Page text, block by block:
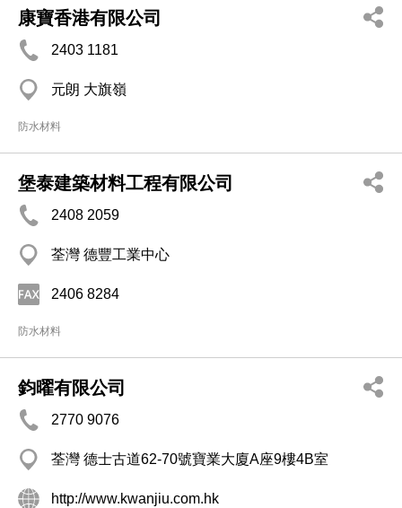
康寶香港有限公司
2403 1181
元朗 大旗嶺
防水材料
堡泰建築材料工程有限公司
2408 2059
荃灣 德豐工業中心
2406 8284
防水材料
鈞曜有限公司
2770 9076
荃灣 德士古道62-70號寶業大廈A座9樓4B室
http://www.kwanjiu.com.hk